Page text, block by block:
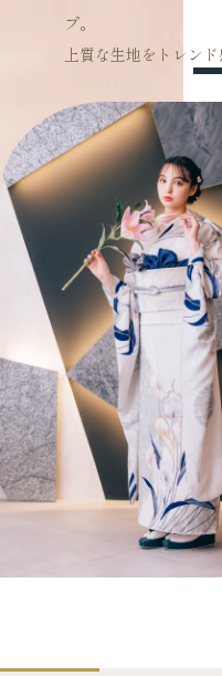
ヘアスタイリング特
アルバム・写真商品
コンセプト
よくあるご質問
店舗案内
振袖レンタルの流れ
写真だけの成人式の
ママ振袖の流れ
プ。
上質な生地をトレン